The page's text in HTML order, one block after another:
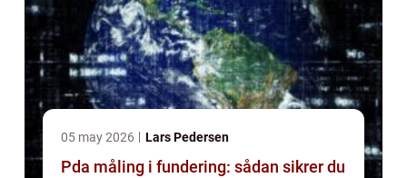
05 may 2026 Lars Pedersen
Pda måling i fundering: sådan sikrer du